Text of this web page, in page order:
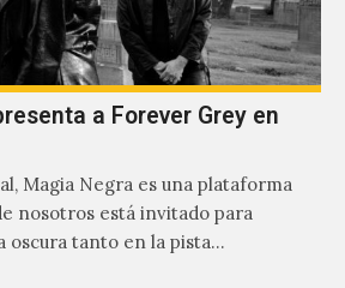
a Forever Grey en
Magia Negra es una plataforma
nosotros está invitado para
oscura tanto en la pista…